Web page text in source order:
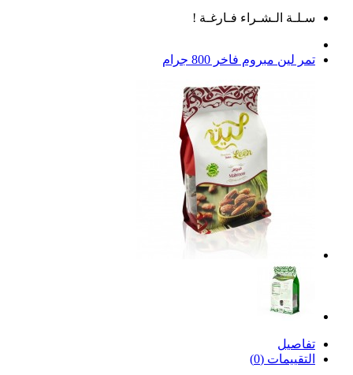
سـلـة الـشـراء فـارغـة !
تمر لين مبروم فاخر 800 جرام
تفاصيل
التقييمات (0)